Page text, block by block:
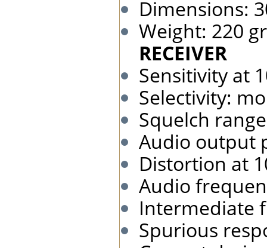
Dimensions:
Weight: 220
RECEIVER
Sensitivity at
Selectivity:
Squelch
Audio output
Distortion at
Audio
Intermediate
Spurious